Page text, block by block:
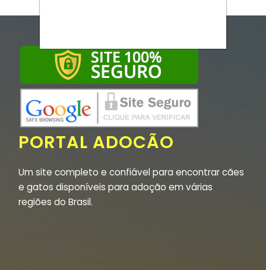
PORTAL ADOCÃO
Um site completo e confiável para encontrar cães
e gatos disponíveis para adoção em várias
regiões do Brasil.